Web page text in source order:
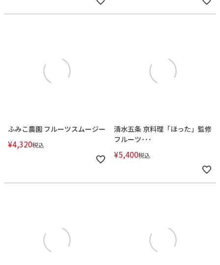
ふみこ農園 フルーツスムージー
¥4,320税込
清水五条 京料理「ほった」監修
フルーツ･･･
¥5,400税込